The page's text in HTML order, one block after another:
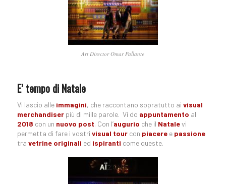
Art Director Omar Pallante
E’ tempo di Natale
Vi lascio alle immagini, che raccontano sopratutto ai visual
merchandiserpiù di mille parole. Vi do appuntamento al
2018 con un nuovo post. Con l’augurio che il Natalevi
permetta di fare i vostri visual tourcon piaceree passione
tra vetrine originali ed ispiranti come queste.